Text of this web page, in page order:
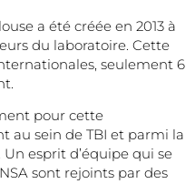
a été créée en 2013 à
du laboratoire. Cette
seulement 6
pour cette
au sein de TBI et parmi la
esprit d’équipe qui se
sont rejoints par des